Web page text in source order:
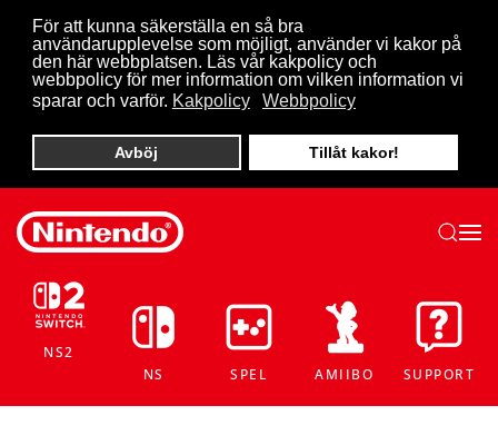
För att kunna säkerställa en så bra
användarupplevelse som möjligt, använder vi kakor på
den här webbplatsen. Läs vår kakpolicy och
webbpolicy för mer information om vilken information vi
sparar och varför. Kakpolicy Webbpolicy
Avböj Tillåt kakor!
Skip to main content
NS2
NS
SPEL AMIIBO SUPPORT